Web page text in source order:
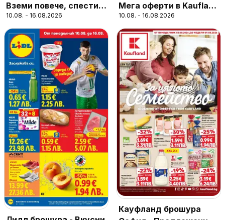
Вземи повече, спести
повече с Kaufland с
валидност до
16.08.2026
10.08. - 16.08.2026
Мега оферти в Kaufland
с валидност до
16.08.2026
10.08. - 16.08.2026
Кауфланд брошура